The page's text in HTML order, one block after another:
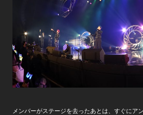
メンバーがステージを去ったあとは、すぐにア